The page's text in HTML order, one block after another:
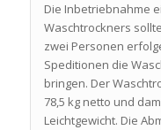
Die Inbetriebnahme
Waschtrockners
zwei Personen
Speditionen die
bringen. Der
78,5 kg netto und
Leichtgewicht. Die